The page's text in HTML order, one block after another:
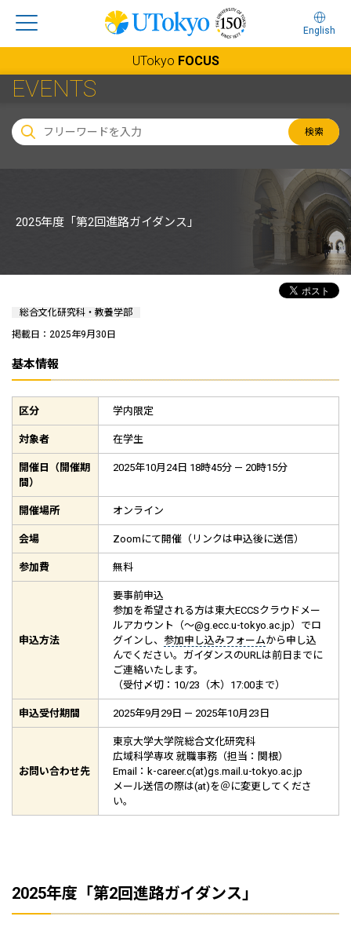
English
UTokyo FOCUS
EVENTS
検索
2025年度「第2回進路ガイダンス」
総合文化研究科・教養学部
掲載日：2025年9月30日
基本情報
区分 学内限定
対象者 在学生
開催日（開催期
間）
2025年10月24日 18時45分 — 20時15分
開催場所 オンライン
会場 Zoomにて開催（リンクは申込後に送信）
参加費 無料
申込方法
要事前申込
参加を希望される方は東大ECCSクラウドメー
ルアカウント（～@g.ecc.u-tokyo.ac.jp）でロ
グインし、 参加申し込みフォームから申し込
んでください。ガイダンスのURLは前日までに
ご連絡いたします。
（受付〆切：10/23（木）17:00まで）
申込受付期間 2025年9月29日 — 2025年10月23日
お問い合わせ先
東京大学大学院総合文化研究科
広域科学専攻 就職事務（担当：関根）
Email：k-career.c(at)gs.mail.u-tokyo.ac.jp
メール送信の際は(at)を＠に変更してくださ
い。
2025年度「第2回進路ガイダンス」